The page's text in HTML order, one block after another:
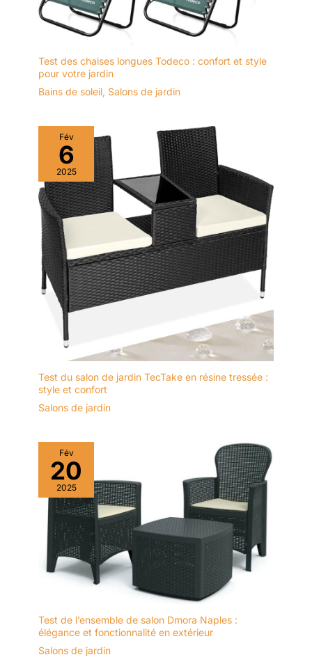
Test des chaises longues Todeco : confort et style
pour votre jardin
Bains de soleil, Salons de jardin
Fév
6
2025
Test du salon de jardin TecTake en résine tressée :
style et confort
Salons de jardin
Fév
20
2025
Test de l’ensemble de salon Dmora Naples :
élégance et fonctionnalité en extérieur
Salons de jardin